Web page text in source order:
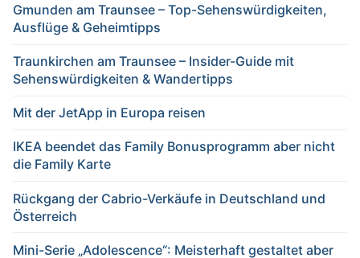
Gmunden am Traunsee – Top-Sehenswürdigkeiten,
Ausflüge & Geheimtipps
Traunkirchen am Traunsee – Insider-Guide mit
Sehenswürdigkeiten & Wandertipps
Mit der JetApp in Europa reisen
IKEA beendet das Family Bonusprogramm aber nicht
die Family Karte
Rückgang der Cabrio-Verkäufe in Deutschland und
Österreich
Mini-Serie „Adolescence“: Meisterhaft gestaltet aber